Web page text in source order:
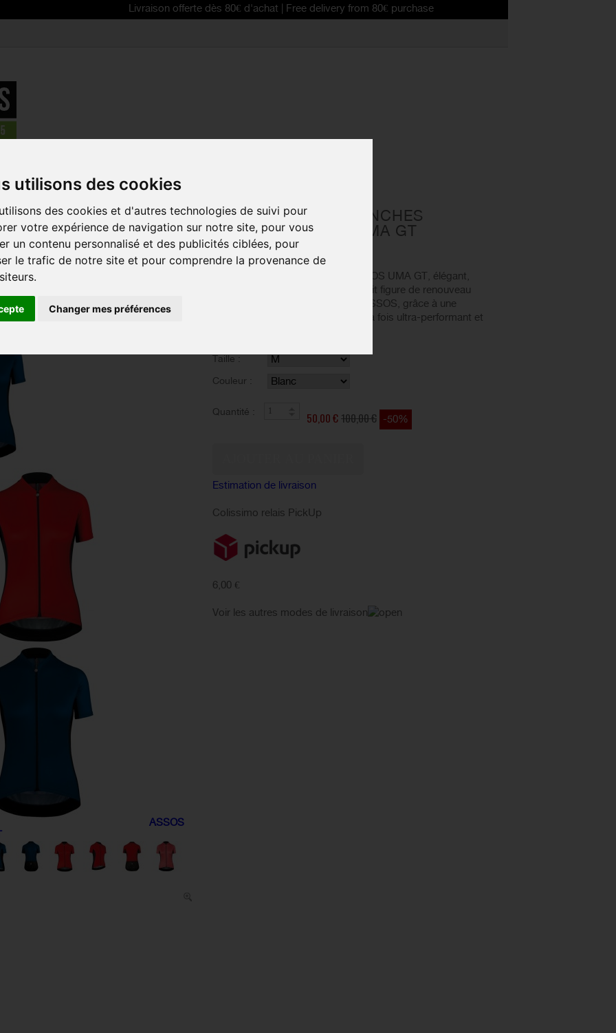
utilisons des cookies
des cookies et d'autres technologies de suivi pour
votre expérience de navigation sur notre site, pour vous
un contenu personnalisé et des publicités ciblées, pour
le trafic de notre site et pour comprendre la provenance de
Changer mes préférences
Livraison offerte dès 80€ d'achat | Free delivery from 80€ purchase
femme manches courtes > ASSOS maillot manches courtes femme Uma GT
EN PROMO !
ASSOS
ASSOS MAILLOT MANCHES
COURTES FEMME UMA GT
Référence : 12.20.277
Le maillot à manches courtes ASSOS UMA GT, élégant,
léger et laissant la peau respirer, fait figure de renouveau
dans la collection pour femme d'ASSOS, grâce à une
palette de détails qui le rendent à la fois ultra-performant et
Taille :
Couleur :
Quantité : 50,00 €100,00 € -50%
Estimation de livraison
Colissimo relais PickUp
6,00 €
Voir les autres modes de livraison